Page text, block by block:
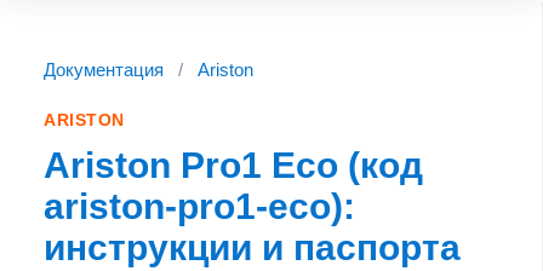
Документация / Ariston
ARISTON
Ariston Pro1 Eco (код
ariston-pro1-eco):
инструкции и паспорта